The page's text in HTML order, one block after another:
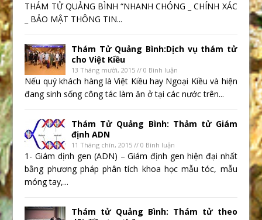
THÁM TỬ QUẢNG BÌNH “NHANH CHÓNG _ CHÍNH XÁC
_ BẢO MẬT THÔNG TIN...
Thám Tử Quảng Bình:Dịch vụ thám tử
cho Việt Kiều
13 Tháng mười, 2015 // 0 Bình luận
Nếu quý khách hàng là Việt Kiều hay Ngoại Kiều và hiện
đang sinh sống công tác làm ăn ở tại các nước trên...
Thám Tử Quảng Bình: Thảm tử Giám
định ADN
11 Tháng chín, 2015 // 0 Bình luận
1- Giám dịnh gen (ADN) – Giám định gen hiện đại nhất
bằng phương pháp phân tích khoa học mẫu tóc, mẫu
móng tay,...
Thám tử Quảng Bình: Thám tử theo